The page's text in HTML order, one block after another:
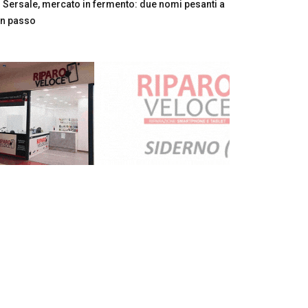
Sersale, mercato in fermento: due nomi pesanti a
passo